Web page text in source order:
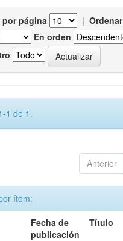
página |
En orden
1 de 1.
Anterior
ítem:
Fecha de
publicación
Título